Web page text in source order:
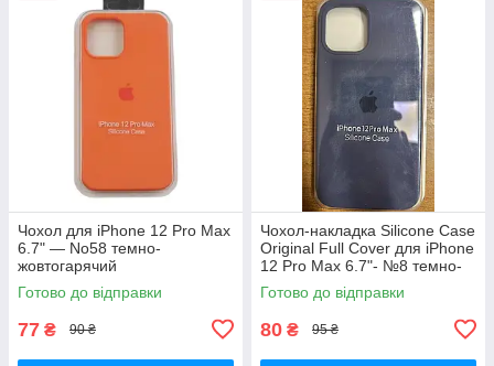
Чохол для iPhone 12 Pro Max
6.7" — No58 темно-
жовтогарячий
Готово до відправки
77 ₴ 90 ₴
Чохол-накладка Silicone Case
Original Full Cover для iPhone
12 Pro Max 6.7"- №8 темно-
синій
Готово до відправки
80 ₴ 95 ₴